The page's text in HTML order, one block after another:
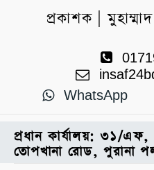
প্রকাশক |
WhatsApp
প্রধান কার্যালয়: ৩১/
তোপখানা রোড, পুরানা